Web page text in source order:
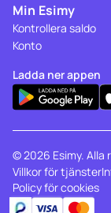
Min Esimy
Kontrollera saldo
Konto
Ladda ner appen
© 2026 Esimy. Alla
Villkor för tjänster
Policy för cookies